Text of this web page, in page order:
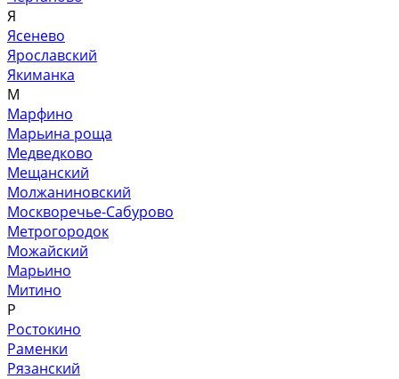
Я
Ясенево
Ярославский
Якиманка
М
Марфино
Марьина роща
Медведково
Мещанский
Молжаниновский
Москворечье-Сабурово
Метрогородок
Можайский
Марьино
Митино
Р
Ростокино
Раменки
Рязанский